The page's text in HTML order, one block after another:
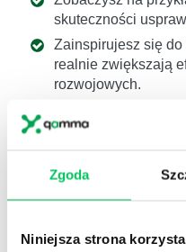
Zgoda
Niniejsza strona
skuteczności
Zainspirujesz się
realnie zwiększają
rozwojowych.
To webinarium jest
szkolenia i chcesz je
szukasz
chcesz mieć jasny